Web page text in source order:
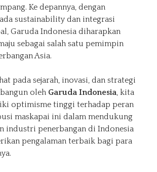
Ke depannya, dengan
sustainability dan integrasi
Garuda Indonesia diharapkan
sebagai salah satu pemimpin
Asia.
pada sejarah, inovasi, dan strategi
oleh Garuda Indonesia, kita
optimisme tinggi terhadap peran
maskapai ini dalam mendukung
industri penerbangan di Indonesia
pengalaman terbaik bagi para